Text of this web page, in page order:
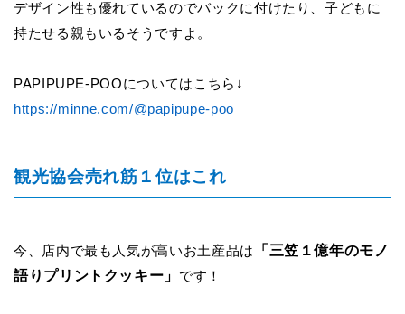
デザイン性も優れているのでバックに付けたり、子どもに
持たせる親もいるそうですよ。
PAPIPUPE-POOについてはこちら↓
https://minne.com/@papipupe-poo
観光協会売れ筋１位はこれ
今、店内で最も人気が高いお土産品は
「三笠１億年のモノ
語りプリントクッキー」 です！